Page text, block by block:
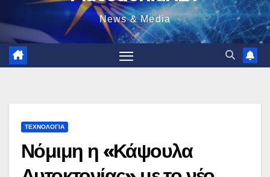
News & Media
ΤΕΧΝΟΛΟΓΊΑ
Νόμιμη η «Κάψουλα